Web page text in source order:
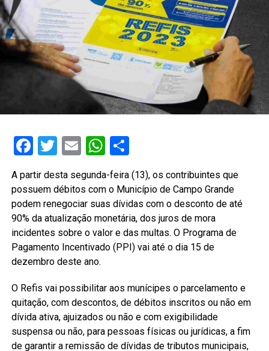
Facebook
Twitter
EmailWhatsApp
Share
A partir desta segunda-feira (13), os contribuintes que
possuem débitos com o Município de Campo Grande
podem renegociar suas dívidas com o desconto de até
90% da atualização monetária, dos juros de mora
incidentes sobre o valor e das multas. O Programa de
Pagamento Incentivado (PPI) vai até o dia 15 de
dezembro deste ano.
O Refis vai possibilitar aos munícipes o parcelamento e
quitação, com descontos, de débitos inscritos ou não em
dívida ativa, ajuizados ou não e com exigibilidade
suspensa ou não, para pessoas físicas ou jurídicas, a fim
de garantir a remissão de dívidas de tributos municipais,